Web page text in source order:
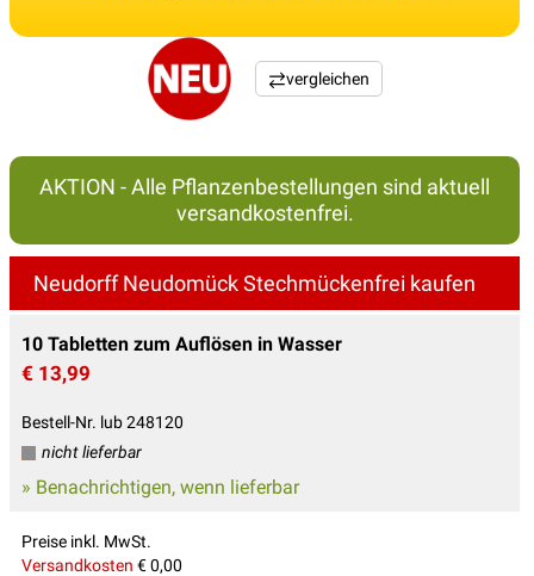
vergleichen
AKTION - Alle Pflanzenbestellungen sind aktuell
versandkostenfrei.
Neudorff Neudomück Stechmückenfrei kaufen
10 Tabletten zum Auflösen in Wasser
€ 13,99
Bestell-Nr. lub 248120
nicht lieferbar
» Benachrichtigen, wenn lieferbar
Preise inkl. MwSt.
Versandkosten € 0,00